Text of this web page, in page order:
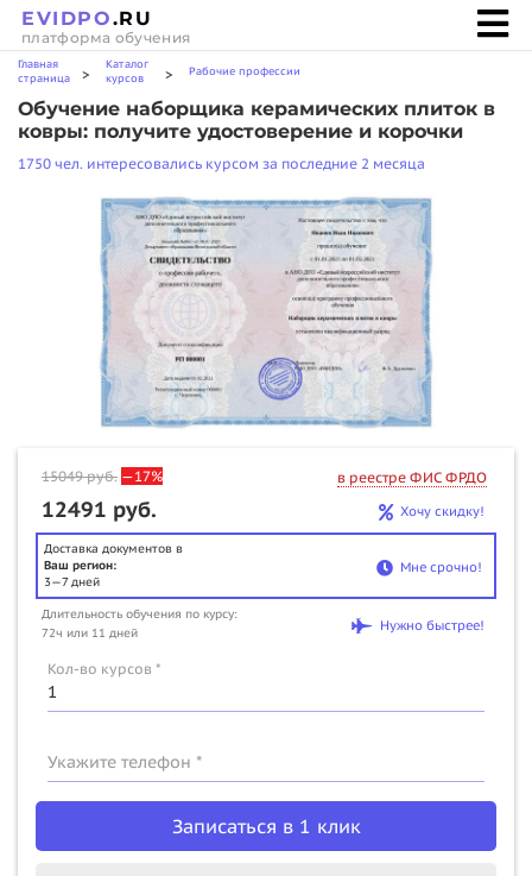
EVIDPO.RU
платформа обучения
Главная
страница
>
Каталог
курсов
> Рабочие профессии
Обучение наборщика керамических плиток в
ковры: получите удостоверение и корочки
1750 чел. интересовались курсом за последние 2 месяца
15049руб. —17% в реестре ФИС ФРДО
12491 руб. Хочу скидку!
Доставка документов в
Ваш регион:
3—7 дней
Мне срочно!
Длительность обучения по курсу:
72ч или 11 дней
Нужно быстрее!
Кол-во курсов *
Укажите телефон *
Записаться в 1 клик